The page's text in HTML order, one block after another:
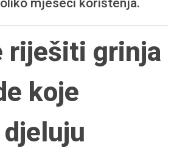
mjeseci korištenja.
riješiti grinja
koje